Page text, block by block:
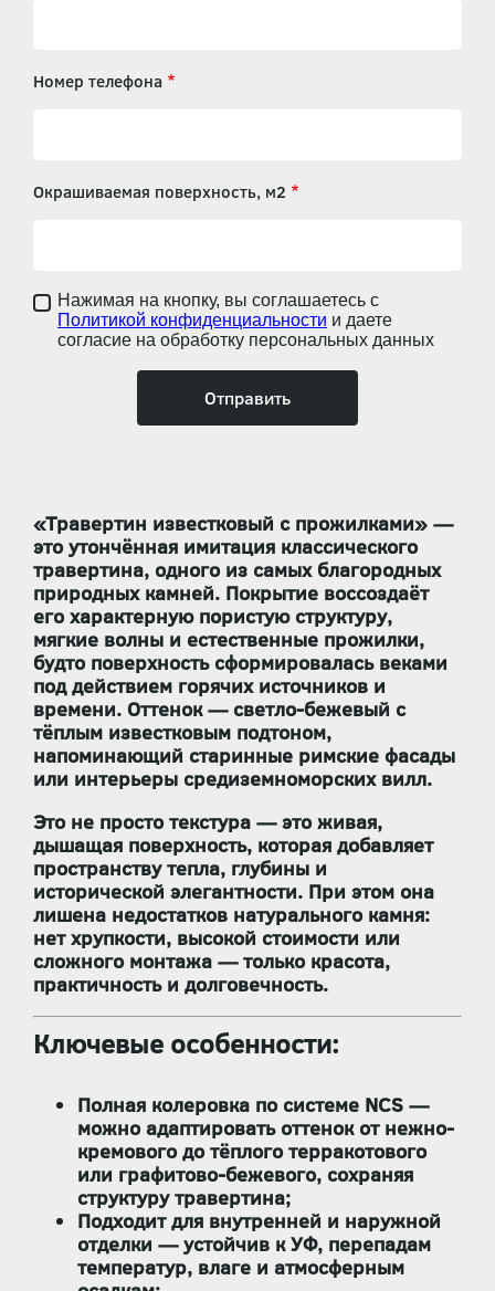
Номер телефона
Окрашиваемая поверхность, м2
Нажимая на кнопку, вы соглашаетесь с
Политикой конфиденциальности и даете
согласие на обработку персональных данных
«Травертин известковый с прожилками» —
этоутончённая имитация классического
травертина, одного из самых благородных
природных камней. Покрытие воссоздаёт
егохарактерную пористую структуру,
мягкие волны и естественные прожилки,
будто поверхность сформировалась веками
под действием горячих источников и
времени. Оттенок — светло-бежевый с
тёплым известковым подтоном,
напоминающий старинные римские фасады
или интерьеры средиземноморских вилл.
Это не просто текстура — этоживая,
дышащая поверхность, которая добавляет
пространству тепла, глубины и
исторической элегантности. При этом она
лишена недостатков натурального камня:
нет хрупкости, высокой стоимости или
сложного монтажа — только красота,
практичность и долговечность.
Ключевые особенности:
Полная колеровка по системе NCS —
можно адаптировать оттенок от нежно-
кремового до тёплого терракотового
или графитово-бежевого, сохраняя
структуру травертина;
Подходитдля внутренней и наружной
отделки — устойчив к УФ, перепадам
температур, влаге и атмосферным